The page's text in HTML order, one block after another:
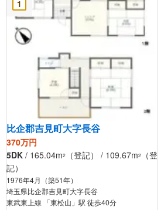
1
比企郡吉見町大字長谷
370万円
5DK / 165.04m2 （登記） / 109.67m2
（登
記）
1976年4月（築51年）
埼玉県比企郡吉見町大字長谷
東武東上線 「東松山」駅 徒歩40分